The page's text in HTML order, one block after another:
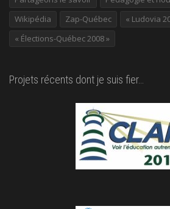
Wikipédia
Zap-Québec
« Ludovia
« Élections-Québec 2008 »
Projets récents dont je suis fier…